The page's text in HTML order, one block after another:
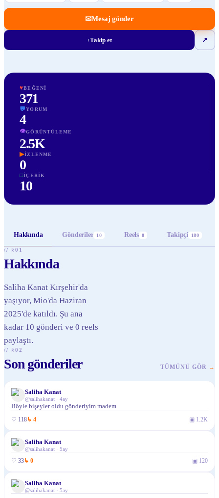
✉Mesaj gönder
+Takip et ↗
♥BEĞENI
371
💬YORUM
4
👁GÖRÜNTÜLEME
2.5K
▶İZLENME
0
□İÇERIK
10
Hakkında Gönderiler 10 Reels 0 Takipçi 180
// §01
Hakkında
Saliha Kanat Kırşehir'da
yaşıyor, Mio'da Haziran
2025'de katıldı. Şu ana
kadar 10 gönderi ve 0 reels
paylaştı.
// §02
Son gönderiler TÜMÜNÜ GÖR →
Saliha Kanat
@salihakanat · 4ay
Böyle bişeyler oldu gönderiyim madem
♡ 118↳ 4 ▣ 1.2K
Saliha Kanat
@salihakanat · 5ay
♡ 33↳ 0 ▣ 120
Saliha Kanat
@salihakanat · 5ay